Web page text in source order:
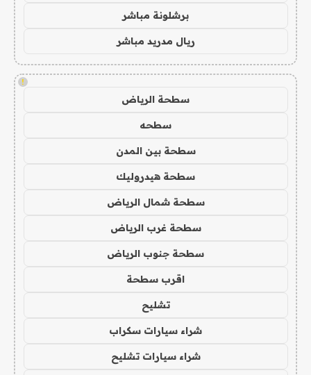
برشلونة مباشر
ريال مدريد مباشر
!
سطحة الرياض
سطحه
سطحة بين المدن
سطحة هيدروليك
سطحة شمال الرياض
سطحة غرب الرياض
سطحة جنوب الرياض
اقرب سطحة
تشليح
شراء سيارات سكراب
شراء سيارات تشليح